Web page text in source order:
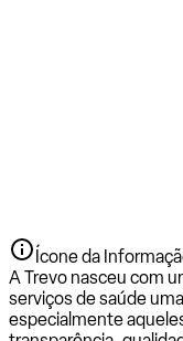
Ícone da
A Trevo nasceu com
serviços de saúde
especialmente